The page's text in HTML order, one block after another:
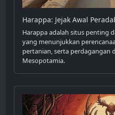
Harappa: Jejak Awal
Harappa adalah situs penting
yang menunjukkan
pertanian, serta perdagangan
Mesopotamia.